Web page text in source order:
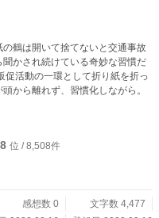
鶴は開いて捨てないと交通事故
かされ続けている奇妙な習慣だ
活動の一環として折り紙を折っ
から離れず、習慣化しながら。
位 / 8,508件
感想数 0
文字数 4,477